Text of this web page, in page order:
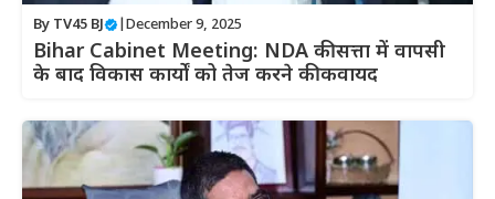
By TV45 BJ December 9, 2025
Bihar Cabinet Meeting: NDA की सत्ता में वापसी
के बाद विकास कार्यों को तेज करने की कवायद